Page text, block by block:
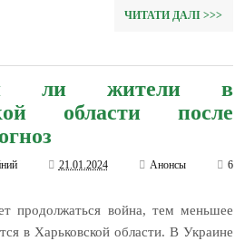
ЧИТАТИ ДАЛІ >>>
ли жители в
области после
21.01.2024 Анонсы
6
продолжаться война, тем меньшее
в Харьковской области. В Украине